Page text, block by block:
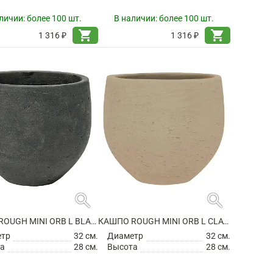
более 100 шт.
1 316 ₽
shopping_cart
В наличии:более 100 шт.
1 316 ₽
shopping_cart
search
КАШПО ROUGH MINI ORB L BLACK WASHED
32 см.
28 см.
search
КАШПО ROUGH MINI ORB L CLAY WASHED
Диаметр
32 см.
Высота
28 см.